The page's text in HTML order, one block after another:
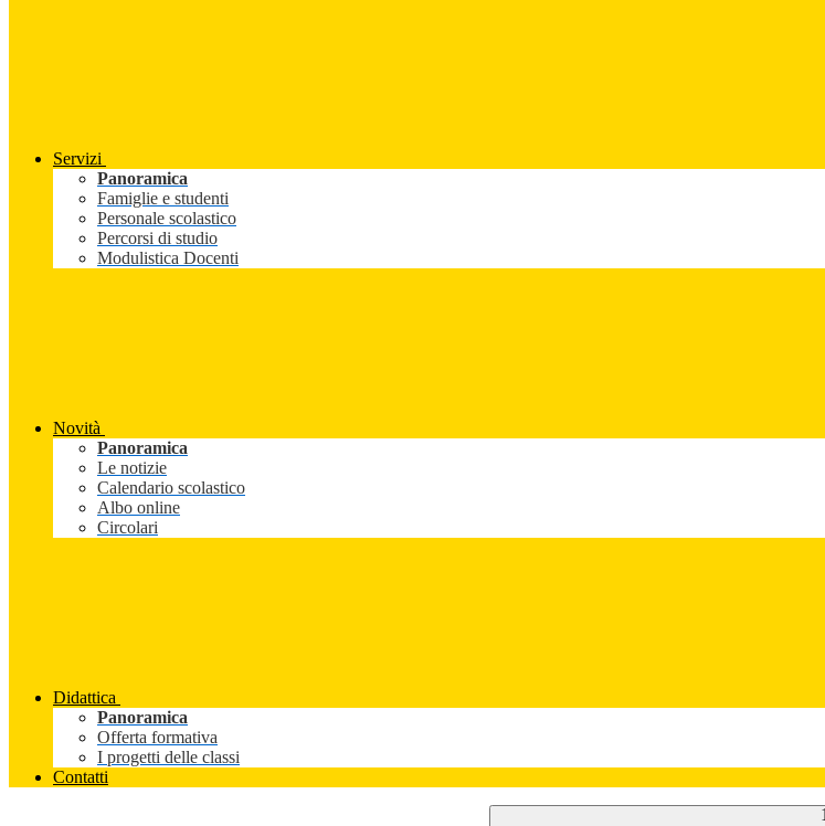
Servizi
Panoramica
Famiglie e studenti
Personale scolastico
Percorsi di studio
Modulistica Docenti
Novità
Panoramica
Le notizie
Calendario scolastico
Albo online
Circolari
Didattica
Panoramica
Offerta formativa
I progetti delle classi
Contatti